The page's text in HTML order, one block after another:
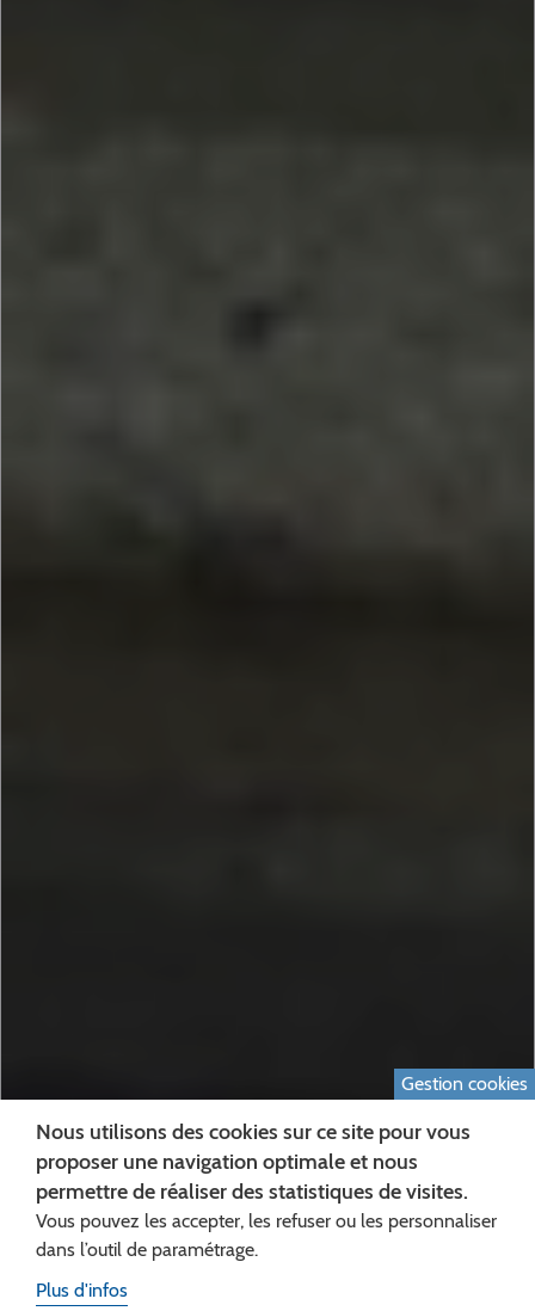
Gestion cookies
Nous utilisons des cookies sur ce site pour vous
proposer une navigation optimale et nous
permettre de réaliser des statistiques de visites.
Vous pouvez les accepter, les refuser ou les personnaliser
dans l’outil de paramétrage.
Plus d'infos